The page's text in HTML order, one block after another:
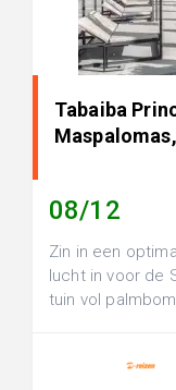
Tabaiba
08/12
Zin in een
lucht in voor de
tuin vol